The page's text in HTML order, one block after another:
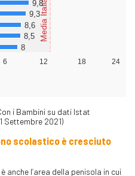
i Bambini su dati Istat
Settembre 2021)
scolastico è cresciuto
anche l’area della penisola in cui